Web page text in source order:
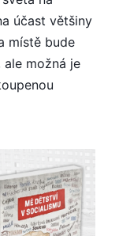
účast většiny
místě bude
možná je